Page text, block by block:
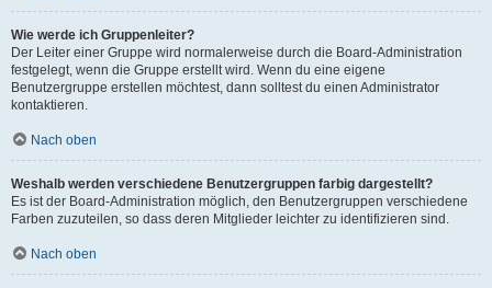
Wie werde ich Gruppenleiter?
Der Leiter einer Gruppe wird normalerweise durch die Board-Administration
festgelegt, wenn die Gruppe erstellt wird. Wenn du eine eigene
Benutzergruppe erstellen möchtest, dann solltest du einen Administrator
kontaktieren.
Nach oben
Weshalb werden verschiedene Benutzergruppen farbig dargestellt?
Es ist der Board-Administration möglich, den Benutzergruppen verschiedene
Farben zuzuteilen, so dass deren Mitglieder leichter zu identifizieren sind.
Nach oben